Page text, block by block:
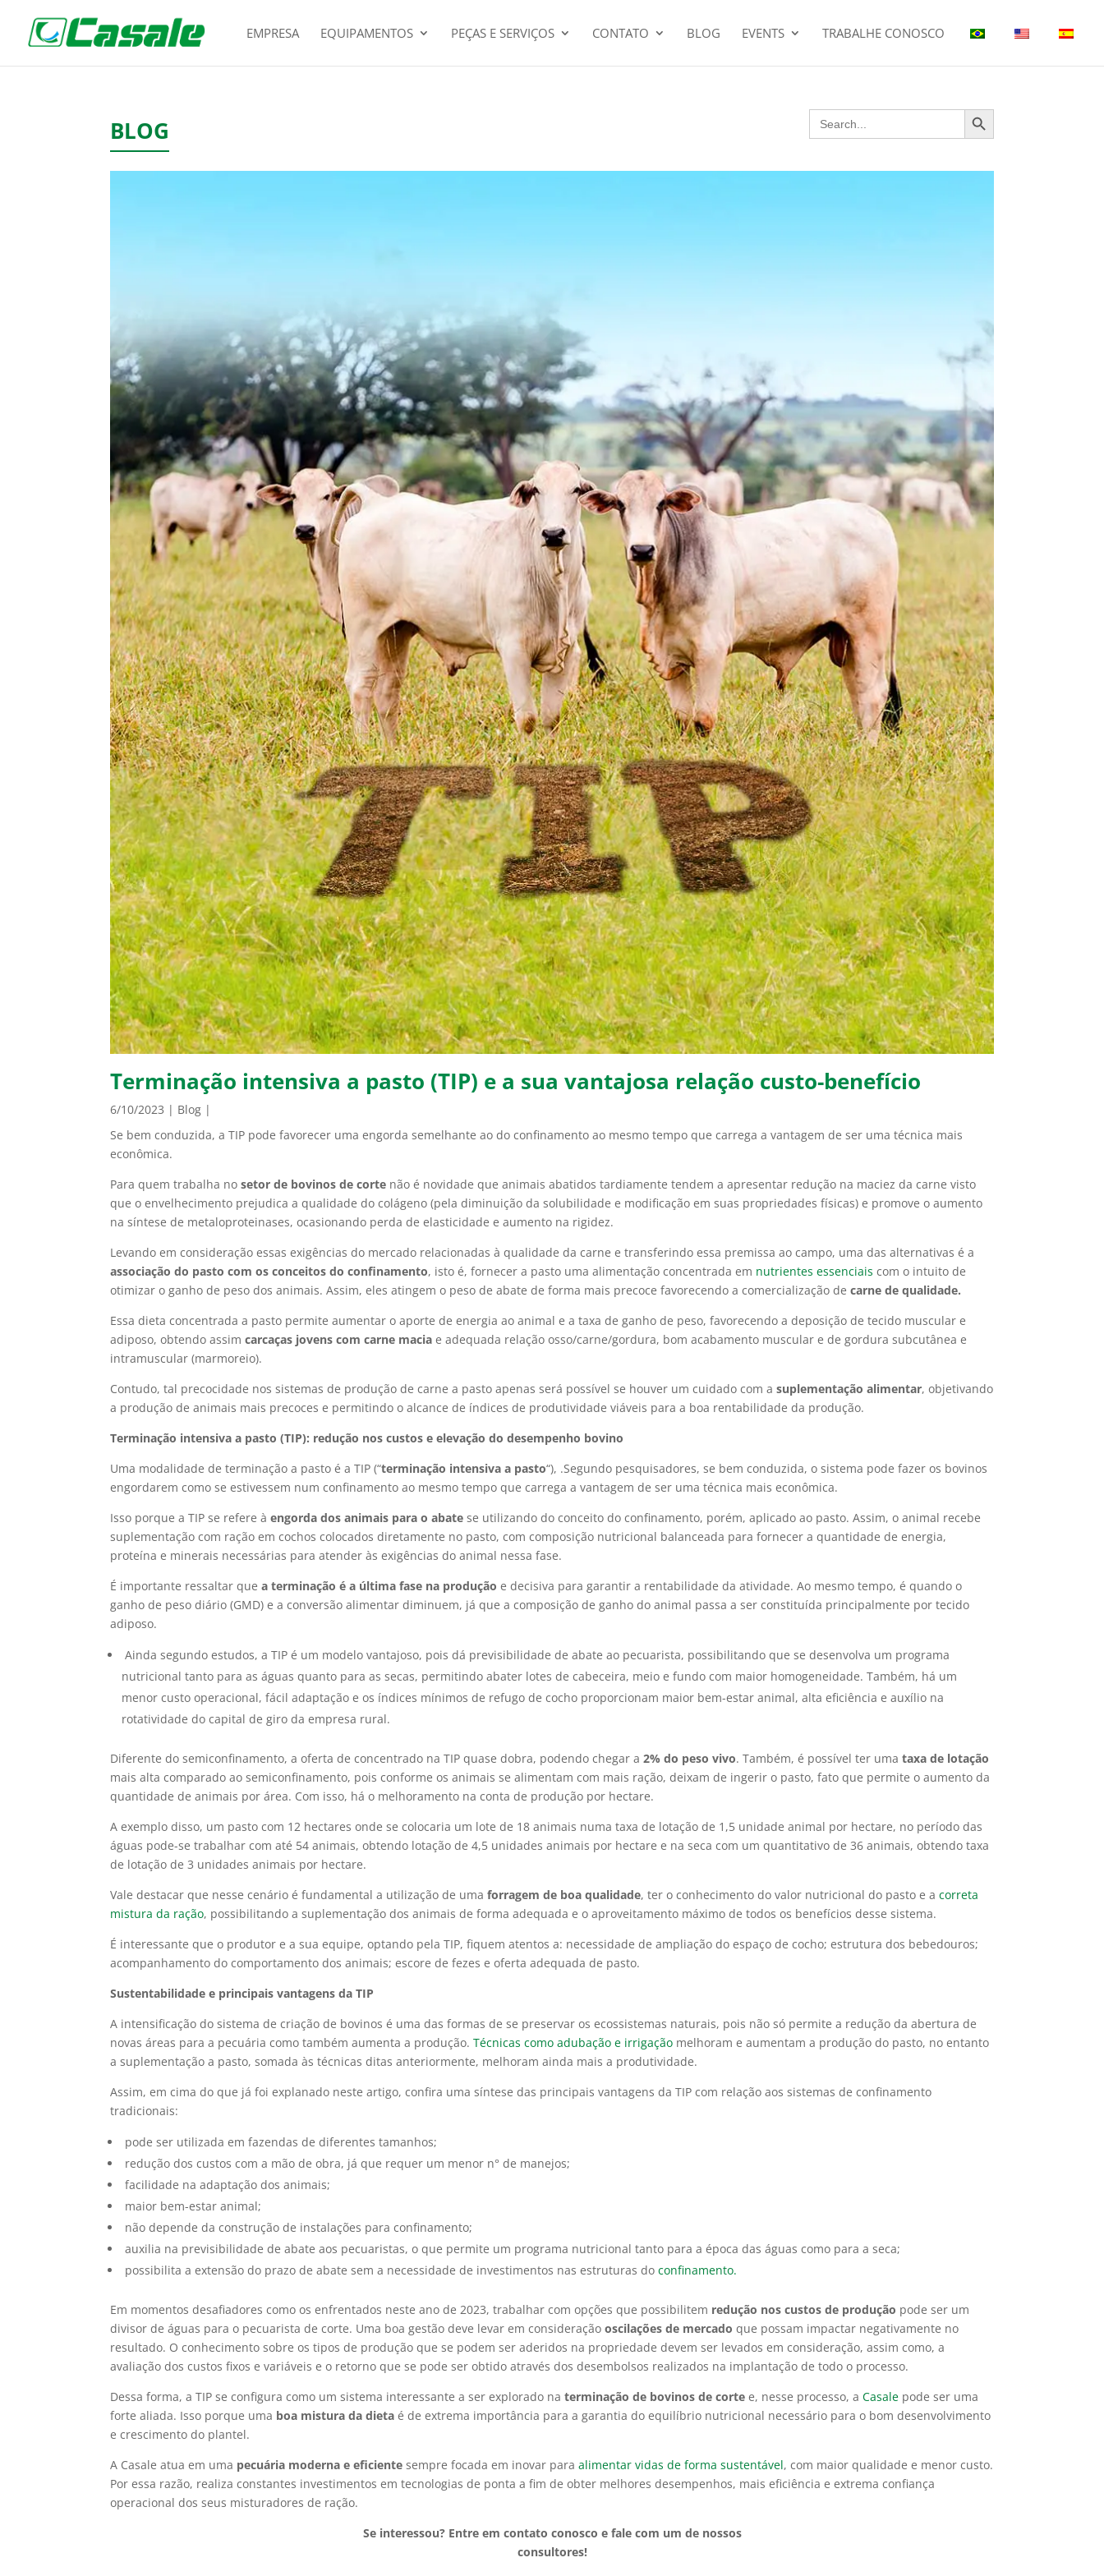
EMPRESA EQUIPAMENTOS PEÇAS E SERVIÇOS CONTATO BLOG EVENTS TRABALHE CONOSCO
BLOG
Search
for:
Search Button
Terminação intensiva a pasto (TIP) e a sua vantajosa relação custo-benefício
6/10/2023 | Blog |
Se bem conduzida, a TIP pode favorecer uma engorda semelhante ao do confinamento ao mesmo tempo que carrega a vantagem de ser uma técnica mais
econômica.
Para quem trabalha nosetor de bovinos de corte não é novidade que animais abatidos tardiamente tendem a apresentar redução na maciez da carne visto
que o envelhecimento prejudica a qualidade do colágeno (pela diminuição da solubilidade e modificação em suas propriedades físicas) e promove o aumento
na síntese de metaloproteinases, ocasionando perda de elasticidade e aumento na rigidez.
Levando em consideração essas exigências do mercado relacionadas à qualidade da carne e transferindo essa premissa ao campo, uma das alternativas é a
associação do pasto com os conceitos do confinamento, isto é, fornecer a pasto uma alimentação concentrada em nutrientes essenciais com o intuito de
otimizar o ganho de peso dos animais. Assim, eles atingem o peso de abate de forma mais precoce favorecendo a comercialização decarne de qualidade.
Essa dieta concentrada a pasto permite aumentar o aporte de energia ao animal e a taxa de ganho de peso, favorecendo a deposição de tecido muscular e
adiposo, obtendo assimcarcaças jovens com carne macia e adequada relação osso/carne/gordura, bom acabamento muscular e de gordura subcutânea e
intramuscular (marmoreio).
Contudo, tal precocidade nos sistemas de produção de carne a pasto apenas será possível se houver um cuidado com asuplementação alimentar, objetivando
a produção de animais mais precoces e permitindo o alcance de índices de produtividade viáveis para a boa rentabilidade da produção.
Terminação intensiva a pasto (TIP): redução nos custos e elevação do desempenho bovino
Uma modalidade de terminação a pasto é a TIP (“terminação intensiva a pasto“), .Segundo pesquisadores, se bem conduzida, o sistema pode fazer os bovinos
engordarem como se estivessem num confinamento ao mesmo tempo que carrega a vantagem de ser uma técnica mais econômica.
Isso porque a TIP se refere àengorda dos animais para o abate se utilizando do conceito do confinamento, porém, aplicado ao pasto. Assim, o animal recebe
suplementação com ração em cochos colocados diretamente no pasto, com composição nutricional balanceada para fornecer a quantidade de energia,
proteína e minerais necessárias para atender às exigências do animal nessa fase.
É importante ressaltar quea terminação é a última fase na produção e decisiva para garantir a rentabilidade da atividade. Ao mesmo tempo, é quando o
ganho de peso diário (GMD) e a conversão alimentar diminuem, já que a composição de ganho do animal passa a ser constituída principalmente por tecido
adiposo.
Ainda segundo estudos, a TIP é um modelo vantajoso, pois dá previsibilidade de abate ao pecuarista, possibilitando que se desenvolva um programa
nutricional tanto para as águas quanto para as secas, permitindo abater lotes de cabeceira, meio e fundo com maior homogeneidade. Também, há um
menor custo operacional, fácil adaptação e os índices mínimos de refugo de cocho proporcionam maior bem-estar animal, alta eficiência e auxílio na
rotatividade do capital de giro da empresa rural.
Diferente do semiconfinamento, a oferta de concentrado na TIP quase dobra, podendo chegar a2% do peso vivo. Também, é possível ter umataxa de lotação
mais alta comparado ao semiconfinamento, pois conforme os animais se alimentam com mais ração, deixam de ingerir o pasto, fato que permite o aumento da
quantidade de animais por área. Com isso, há o melhoramento na conta de produção por hectare.
A exemplo disso, um pasto com 12 hectares onde se colocaria um lote de 18 animais numa taxa de lotação de 1,5 unidade animal por hectare, no período das
águas pode-se trabalhar com até 54 animais, obtendo lotação de 4,5 unidades animais por hectare e na seca com um quantitativo de 36 animais, obtendo taxa
de lotação de 3 unidades animais por hectare.
Vale destacar que nesse cenário é fundamental a utilização de umaforragem de boa qualidade, ter o conhecimento do valor nutricional do pasto e acorreta
mistura da ração, possibilitando a suplementação dos animais de forma adequada e o aproveitamento máximo de todos os benefícios desse sistema.
É interessante que o produtor e a sua equipe, optando pela TIP, fiquem atentos a: necessidade de ampliação do espaço de cocho; estrutura dos bebedouros;
acompanhamento do comportamento dos animais; escore de fezes e oferta adequada de pasto.
Sustentabilidade e principais vantagens da TIP
A intensificação do sistema de criação de bovinos é uma das formas de se preservar os ecossistemas naturais, pois não só permite a redução da abertura de
novas áreas para a pecuária como também aumenta a produção.Técnicas como adubação e irrigação melhoram e aumentam a produção do pasto, no entanto
a suplementação a pasto, somada às técnicas ditas anteriormente, melhoram ainda mais a produtividade.
Assim, em cima do que já foi explanado neste artigo, confira uma síntese das principais vantagens da TIP com relação aos sistemas de confinamento
tradicionais:
pode ser utilizada em fazendas de diferentes tamanhos;
redução dos custos com a mão de obra, já que requer um menor n° de manejos;
facilidade na adaptação dos animais;
maior bem-estar animal;
não depende da construção de instalações para confinamento;
auxilia na previsibilidade de abate aos pecuaristas, o que permite um programa nutricional tanto para a época das águas como para a seca;
possibilita a extensão do prazo de abate sem a necessidade de investimentos nas estruturas doconfinamento.
Em momentos desafiadores como os enfrentados neste ano de 2023, trabalhar com opções que possibilitem redução nos custos de produção pode ser um
divisor de águas para o pecuarista de corte. Uma boa gestão deve levar em consideraçãooscilações de mercado que possam impactar negativamente no
resultado. O conhecimento sobre os tipos de produção que se podem ser aderidos na propriedade devem ser levados em consideração, assim como, a
avaliação dos custos fixos e variáveis e o retorno que se pode ser obtido através dos desembolsos realizados na implantação de todo o processo.
Dessa forma, a TIP se configura como um sistema interessante a ser explorado naterminação de bovinos de corte e, nesse processo, aCasale pode ser uma
forte aliada. Isso porque uma boa mistura da dieta é de extrema importância para a garantia do equilíbrio nutricional necessário para o bom desenvolvimento
e crescimento do plantel.
A Casale atua em uma pecuária moderna e eficiente sempre focada em inovar paraalimentar vidas de forma sustentável, com maior qualidade e menor custo.
Por essa razão, realiza constantes investimentos em tecnologias de ponta a fim de obter melhores desempenhos, mais eficiência e extrema confiança
operacional dos seus misturadores de ração.
Se interessou? Entre em contato conosco e fale com um de nossos
consultores!